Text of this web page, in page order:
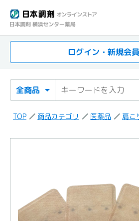
ログイン・新規会
検索カテゴリ
検索キーワード
TOP 商品カテゴリ 医薬品 肩こ